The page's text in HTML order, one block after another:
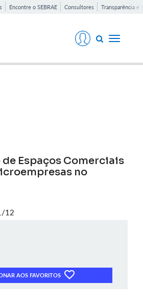
Encontre o SEBRAE Consultores Transparência e
Toggle
Espaços Comerciais
no
12
AOS FAVORITOS